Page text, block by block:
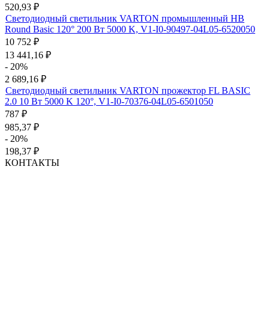
520,93 ₽
Светодиодный светильник VARTON промышленный HB
Round Basic 120° 200 Вт 5000 K, V1-I0-90497-04L05-6520050
10 752 ₽
13 441,16 ₽
- 20%
2 689,16 ₽
Светодиодный светильник VARTON прожектор FL BASIC
2.0 10 Вт 5000 K 120°, V1-I0-70376-04L05-6501050
787 ₽
985,37 ₽
- 20%
198,37 ₽
КОНТАКТЫ